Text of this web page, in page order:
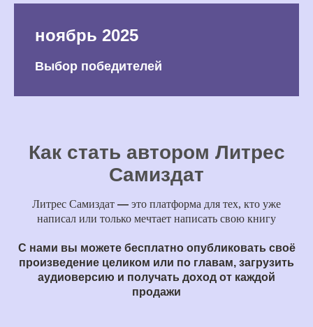
ноябрь 2025
Выбор победителей
Как стать автором Литрес
Самиздат
Литрес Самиздат — это платформа для тех, кто уже
написал или только мечтает написать свою книгу
С нами вы можете бесплатно опубликовать своё
произведение целиком или по главам, загрузить
аудиоверсию и получать доход от каждой
продажи